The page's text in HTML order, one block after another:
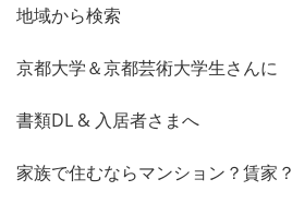
地域から検索
京都大学＆京都芸術大学生さんに
書類DL & 入居者さまへ
家族で住むならマンション？賃家？